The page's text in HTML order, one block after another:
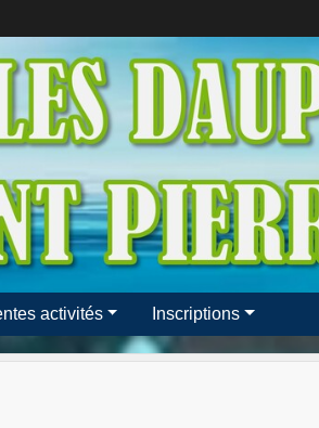
activités Inscriptions